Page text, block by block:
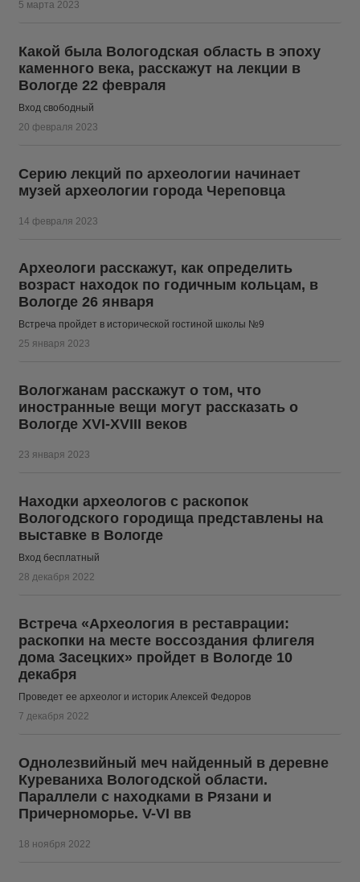
5 марта 2023
Какой была Вологодская область в эпоху
каменного века, расскажут на лекции в
Вологде 22 февраля
Вход свободный
20 февраля 2023
Серию лекций по археологии начинает
музей археологии города Череповца
14 февраля 2023
Археологи расскажут, как определить
возраст находок по годичным кольцам, в
Вологде 26 января
Встреча пройдет в исторической гостиной школы №9
25 января 2023
Вологжанам расскажут о том, что
иностранные вещи могут рассказать о
Вологде XVI-XVIII веков
23 января 2023
Находки археологов с раскопок
Вологодского городища представлены на
выставке в Вологде
Вход бесплатный
28 декабря 2022
Встреча «Археология в реставрации:
раскопки на месте воссоздания флигеля
дома Засецких» пройдет в Вологде 10
декабря
Проведет ее археолог и историк Алексей Федоров
7 декабря 2022
Однолезвийный меч найденный в деревне
Куреваниха Вологодской области.
Параллели с находками в Рязани и
Причерноморье. V-VI вв
18 ноября 2022